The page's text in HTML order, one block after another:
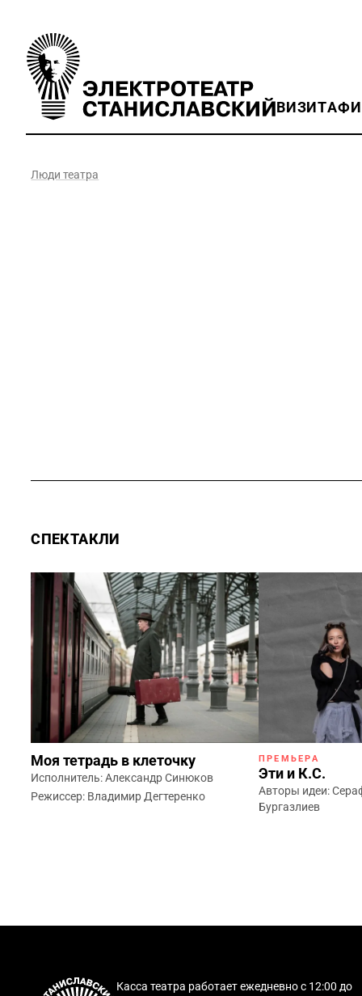
ВИЗИТ
Люди театра
СПЕКТАКЛИ
Моя тетрадь в клеточку
Исполнитель: Александр Синюков
Режиссер: Владимир Дегтеренко
ПРЕМЬЕРА
Эти и К.С.
Авторы идеи:
Бургазлиев
Касса театра работает ежедневно с 12:00 до